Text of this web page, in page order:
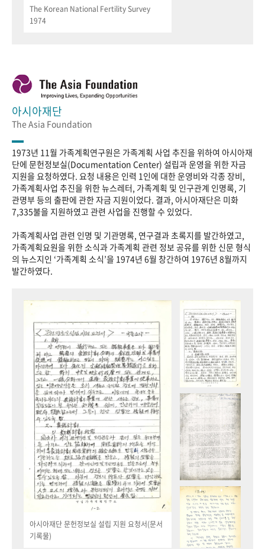
The Korean National Fertility Survey
1974
아시아재단
The Asia Foundation
1973년 11월 가족계획연구원은 가족계획 사업 추진을 위하여 아시아재
단에 문헌정보실(Documentation Center) 설립과 운영을 위한 자금
지원을 요청하였다. 요청 내용은 인력 1인에 대한 운영비와 각종 장비,
가족계획사업 추진을 위한 뉴스레터, 가족계획 및 인구관계 인명록, 기
관명부 등의 출판에 관한 자금 지원이었다. 결과, 아시아재단은 미화
7,335불을 지원하였고 관련 사업을 진행할 수 있었다.
가족계획사업 관련 인명 및 기관명록, 연구결과 초록지를 발간하였고,
가족계획요원을 위한 소식과 가족계획 관련 정보 공유를 위한 신문 형식
의 뉴스지인 ‘가족계획 소식’을 1974년 6월 창간하여 1976년 8월까지
발간하였다.
아시아재단 문헌정보실 설립 지원 요청서(문서
기록물)